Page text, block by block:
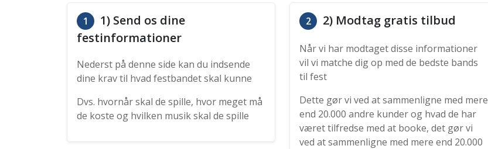
1
1) Send os dine
festinformationer
Nederst på denne side kan du indsende
dine krav til hvad festbandet skal kunne
Dvs. hvornår skal de spille, hvor meget må
de koste og hvilken musik skal de spille
2 2) Modtag gratis tilbud
Når vi har modtaget disse informationer
vil vi matche dig op med de bedste bands
til fest
Dette gør vi ved at sammenligne med mere
end 20.000 andre kunder og hvad de har
været tilfredse med at booke, det gør vi
ved at sammenligne med mere end 20.000